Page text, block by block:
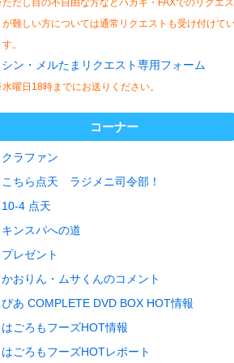
だし目の不自由な方などハガキ・FAXでのリクエス
が難しい方については通常リクエストも受け付けて
。
シン・メルたまリクエスト専用フォーム
曜日18時までにお送りください。
コーナー
クラファン
こちら点天 ラジメニ司令部！
10-4 点天
キンスパへの道
プレゼント
かおりん・ムサくんのコメント
ぴあ COMPLETE DVD BOX HOT情報
はごろもフーズHOT情報
はごろもフーズHOTレポート